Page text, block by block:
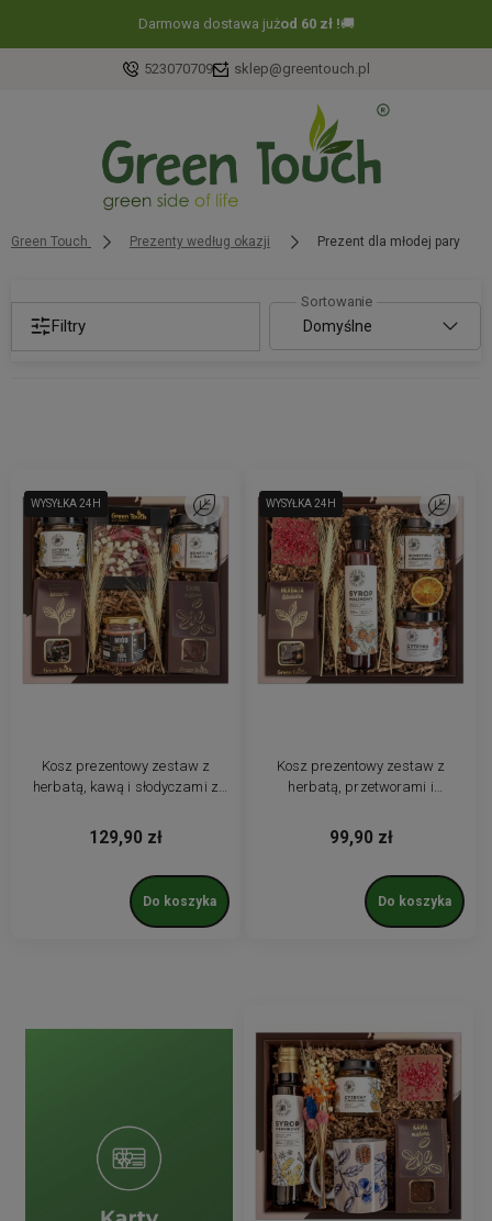
Darmowa dostawa jużod 60 zł !🚚
523070709 sklep@greentouch.pl
Green Touch Prezenty według okazji Prezent dla młodej pary
Filtry
WYSYŁKA 24H
WYSYŁKA 24H
Kosz prezentowy zestaw z
herbatą, kawą i słodyczami z
prezentowe
129,90 zł
Do koszyka
Do ulubionychWYSYŁKA 24H
WYSYŁKA 24H
Kosz prezentowy zestaw z
herbatą, przetworami i
99,90 zł
Do koszyka
Do